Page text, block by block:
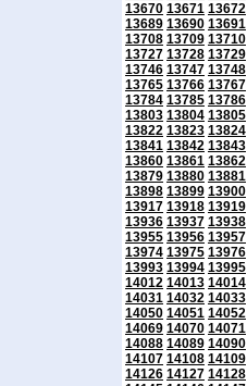
13670 13671 13672
13689 13690 13691
13708 13709 13710
13727 13728 13729
13746 13747 13748
13765 13766 13767
13784 13785 13786
13803 13804 13805
13822 13823 13824
13841 13842 13843
13860 13861 13862
13879 13880 13881
13898 13899 13900
13917 13918 13919
13936 13937 13938
13955 13956 13957
13974 13975 13976
13993 13994 13995
14012 14013 14014
14031 14032 14033
14050 14051 14052
14069 14070 14071
14088 14089 14090
14107 14108 14109
14126 14127 14128